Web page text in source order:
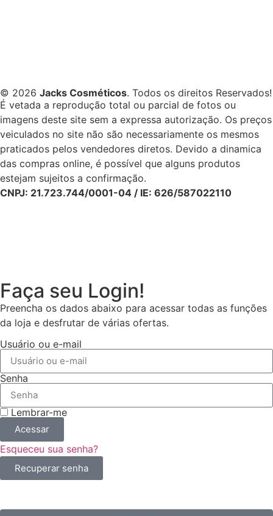
© 2026 Jacks Cosméticos. Todos os direitos Reservados!
É vetada a reprodução total ou parcial de fotos ou
imagens deste site sem a expressa autorização. Os preços
veiculados no site não são necessariamente os mesmos
praticados pelos vendedores diretos. Devido a dinamica
das compras online, é possível que alguns produtos
estejam sujeitos a confirmação.
CNPJ: 21.723.744/0001-04 / IE: 626/587022110
Faça seu Login!
Preencha os dados abaixo para acessar todas as funções
da loja e desfrutar de várias ofertas.
Usuário ou e-mail
Senha
Lembrar-me
Acessar
Esqueceu sua senha?
Recuperar senha